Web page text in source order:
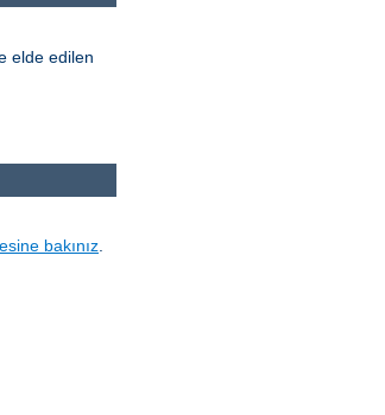
elde edilen
bakınız